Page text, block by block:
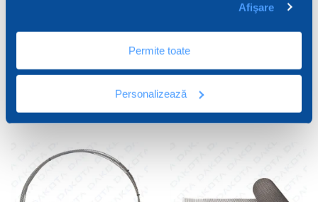
Afişare
Permite toate
Personalizează
instalarea barei elicoidale
Helikon™
Conector tubular pentru
bara elicoidală Helikon